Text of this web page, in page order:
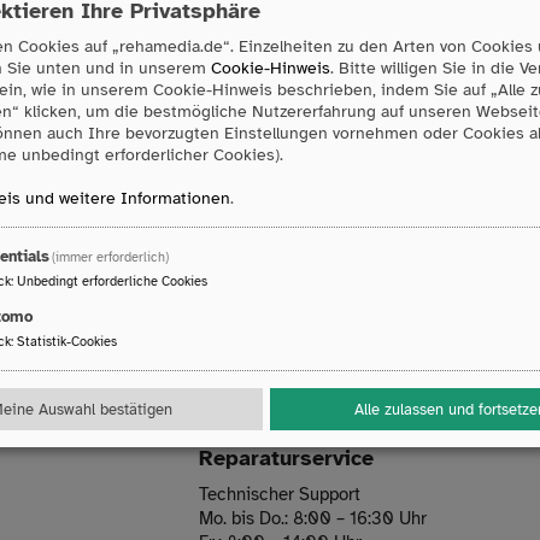
sind Sie immer auf dem
Produkte informiert werden oder einfach immer auf dem
freuen wir uns, wenn Sie sich zu unserem Newsletter
Reparaturservice
Technischer Support
Mo. bis Do.: 8:00 – 16:30 Uhr
Ihre Privatsphäre
Cookies auf „rehamedia.de“. Einzelheiten zu den Arten von Cookies
Sie unten und in unserem Cookie-Hinweis. Bitte willigen Sie in die
wie in unserem Cookie-Hinweis beschrieben, indem Sie auf „Alle
klicken, um die bestmögliche Nutzererfahrung auf unseren
auch Ihre bevorzugten Einstellungen vornehmen oder Cookies
unbedingt erforderlicher Cookies).
und weitere Informationen.
(immer erforderlich)
: Unbedingt erforderliche Cookies
: Statistik-Cookies
Auswahl bestätigen Alle zulassen und